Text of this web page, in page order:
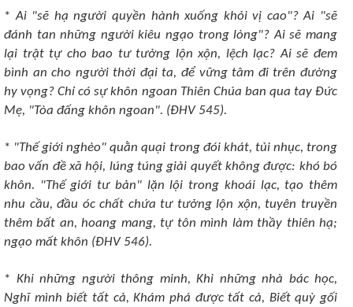
*Ai "sẽ hạ người quyền hành xuống khỏi vị cao"? Ai "sẽ
đánh tan những người kiêu ngạo trong lòng"? Ai sẽ mang
lại trật tự cho bao tư tưởng lộn xộn, lệch lạc? Ai sẽ đem
bình an cho người thời đại ta, để vững tâm đi trên đường
hy vọng? Chỉ có sự khôn ngoan Thiên Chúa ban qua tay Ðức
Mẹ, "Tòa đấng khôn ngoan". (ÐHV 545).
* "Thế giới nghèo" quằn quại trong đói khát, tủi nhục, trong
bao vấn đề xã hội, lúng túng giải quyết không được: khó bó
khôn. "Thế giới tư bản" lặn lội trong khoái lạc, tạo thêm
nhu cầu, đầu óc chất chứa tư tưởng lộn xộn, tuyên truyền
thêm bất an, hoang mang, tự tôn mình làm thầy thiên hạ;
ngạo mất khôn (ÐHV 546).
* Khi những người thông minh, Khi những nhà bác học,
Nghĩ mình biết tất cả, Khám phá được tất cả, Biết quỳ gối